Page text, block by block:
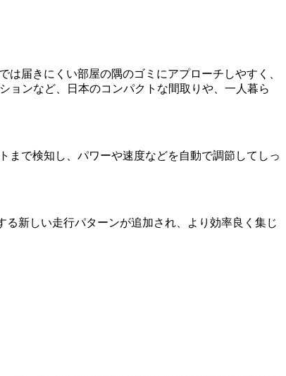
届きにくい部屋の隅のゴミにアプローチしやすく、
ョンなど、日本のコンパクトな間取りや、一人暮ら
まで検知し、パワーや速度などを自動で調節してしっ
新しい走行パターンが追加され、より効率良く集じ